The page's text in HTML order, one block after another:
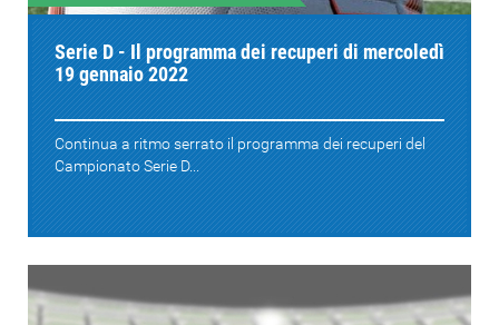
Serie D - Il programma dei recuperi di mercoledì
19 gennaio 2022
Continua a ritmo serrato il programma dei recuperi del
Campionato Serie D...